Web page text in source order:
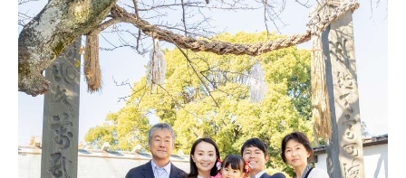
家族撮影会、桜撮影会、Newborn Photoなど
[LIFEBOOK 20ページ価格表]
１ロケーション出張撮影